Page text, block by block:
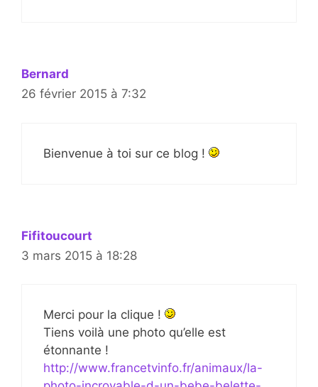
Bernard
26 février 2015 à 7:32
Bienvenue à toi sur ce blog !
Fifitoucourt
3 mars 2015 à 18:28
Merci pour la clique !
Tiens voilà une photo qu’elle est
étonnante !
http://www.francetvinfo.fr/animaux/la-